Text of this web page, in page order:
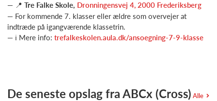
— 📍 Tre Falke Skole, Dronningensvej 4, 2000 Frederiksberg
— For kommende 7. klasser eller ældre som overvejer at
indtræde på igangværende klassetrin.
— ℹ️ Mere info: trefalkeskolen.aula.dk/ansoegning-7-9-klasse
De seneste opslag fra ABCx (Cross) Alle